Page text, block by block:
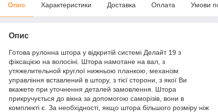
Опис Характеристики Доставка Оплата Умови
Опис
Готова рулонна штора у відкритій системі Делайт 19 з
фіксацією на волосіні. Штора намотане на вал, з
утяжелительной круглої нижньою планкою, механізм
управління вставлений в штору, з тієї сторони, з якої Ви
вкажете при уточнення деталей замовлення. Штора
прикручується до вікна за допомогою саморізів, вони в
комплекті є. За необхідності, якщо штора більшого розміру ніж